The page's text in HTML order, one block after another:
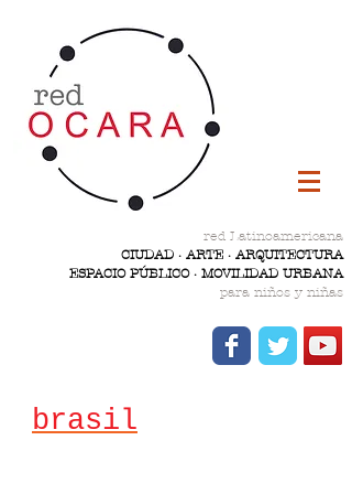
red Latinoamericana
CIUDAD · ARTE · ARQUITECTURA
ESPACIO PÚBLICO · MOVILIDAD URBANA
para niños y niñas
brasil